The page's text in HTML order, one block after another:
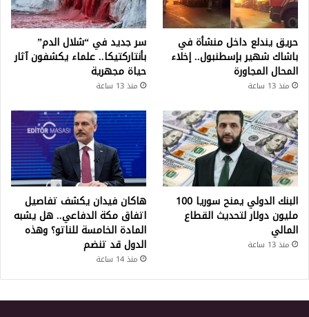
حريق يندلع داخل منشأة في
باشاك شهير بإسطنبول.. إخلاء
المحال المجاورة
منذ 13 ساعة
سر جديد في “شلال الدم”
بأنتاركتيكا.. علماء يكشفون آثار
حياة مجهرية
منذ 13 ساعة
البنك الدولي يمنح سوريا 100
مليون دولار لتحديث القطاع
المالي
منذ 13 ساعة
هاكان فيدان يكشف تفاصيل
اتفاق مكة الدفاعي.. هل يشبه
المادة الخامسة للناتو؟ وهذه
الدول قد تنضم
منذ 14 ساعة